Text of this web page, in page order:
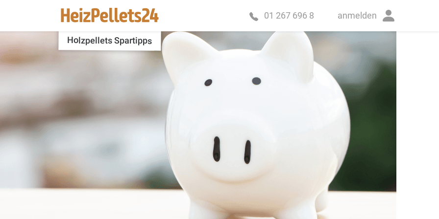
01 267 696 8 anmelden
Holzpellets Spartipps